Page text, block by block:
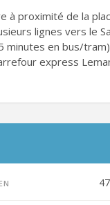
à proximité de la
lignes vers le
minutes en bus/
express